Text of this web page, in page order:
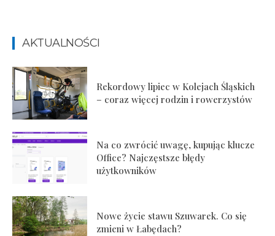
AKTUALNOŚCI
Rekordowy lipiec w Kolejach Śląskich
– coraz więcej rodzin i rowerzystów
Na co zwrócić uwagę, kupując klucze
Office? Najczęstsze błędy
użytkowników
Nowe życie stawu Szuwarek. Co się
zmieni w Łabędach?